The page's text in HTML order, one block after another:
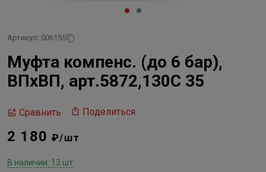
Артикул: 006155
Муфта компенс. (до 6 бар),
ВПхВП, арт.5872,130С 35
Сравнить Поделиться
2 180₽/шт
В наличии: 13 шт